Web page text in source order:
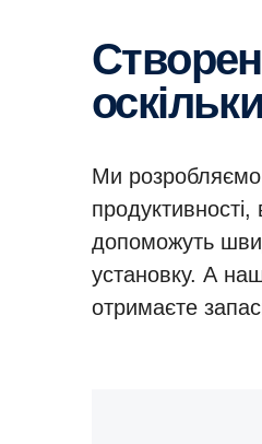
Створено для безвідмовної роботи,
Ми розробляємо
продуктивності,
допоможуть
установку. А
отримаєте